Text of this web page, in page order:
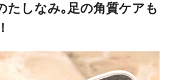
たしなみ｡足の角質ケアも